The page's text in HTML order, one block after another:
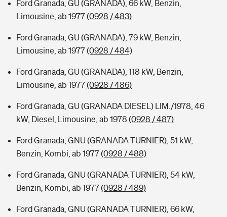
Ford Granada, GU (GRANADA), 66 kW, Benzin,
Limousine, ab 1977(0928 / 483)
Ford Granada, GU (GRANADA), 79 kW, Benzin,
Limousine, ab 1977(0928 / 484)
Ford Granada, GU (GRANADA), 118 kW, Benzin,
Limousine, ab 1977(0928 / 486)
Ford Granada, GU (GRANADA DIESEL) LIM./1978, 46
kW, Diesel, Limousine, ab 1978 (0928 / 487)
Ford Granada, GNU (GRANADA TURNIER), 51 kW,
Benzin, Kombi, ab 1977(0928 / 488)
Ford Granada, GNU (GRANADA TURNIER), 54 kW,
Benzin, Kombi, ab 1977(0928 / 489)
Ford Granada, GNU (GRANADA TURNIER), 66 kW,